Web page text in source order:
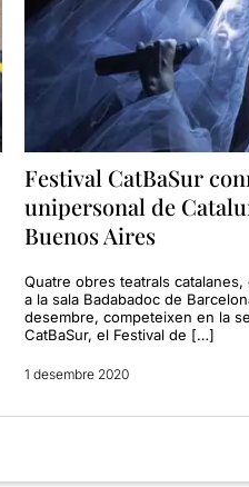
Festival CatBaSur
unipersonal de
Buenos Aires
Quatre obres teatrals
a la sala Badabadoc de
desembre, competeixen en la
CatBaSur, el Festival de […]
1 desembre 2020